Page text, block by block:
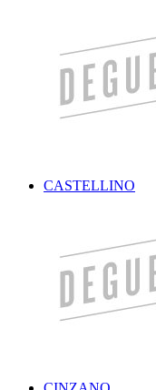
CASTELLINO